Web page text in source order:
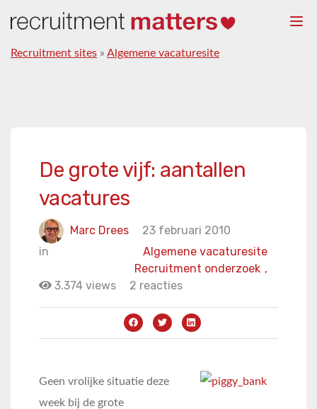
Recruitment sites » Algemene vacaturesite
De grote vijf: aantallen
vacatures
Marc Drees
23 februari 2010
in
Algemene vacaturesite
Recruitment onderzoek ,
3.374 views
2 reacties
Geen vrolijke situatie deze
week bij de grote